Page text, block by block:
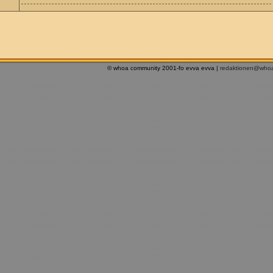
© whoa community 2001-fo evva evva |